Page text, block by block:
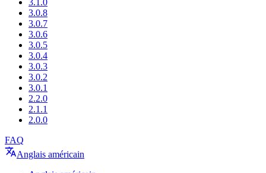
3.1.0
3.0.8
3.0.7
3.0.6
3.0.5
3.0.4
3.0.3
3.0.2
3.0.1
2.2.0
2.1.1
2.0.0
FAQ
Anglais américain